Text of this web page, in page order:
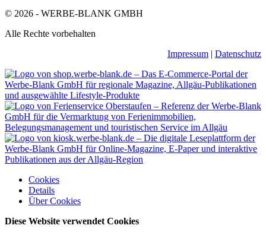
© 2026 - WERBE-BLANK GMBH
Alle Rechte vorbehalten
Impressum | Datenschutz
Cookies
Details
ÜberCookies
Diese Website verwendet Cookies